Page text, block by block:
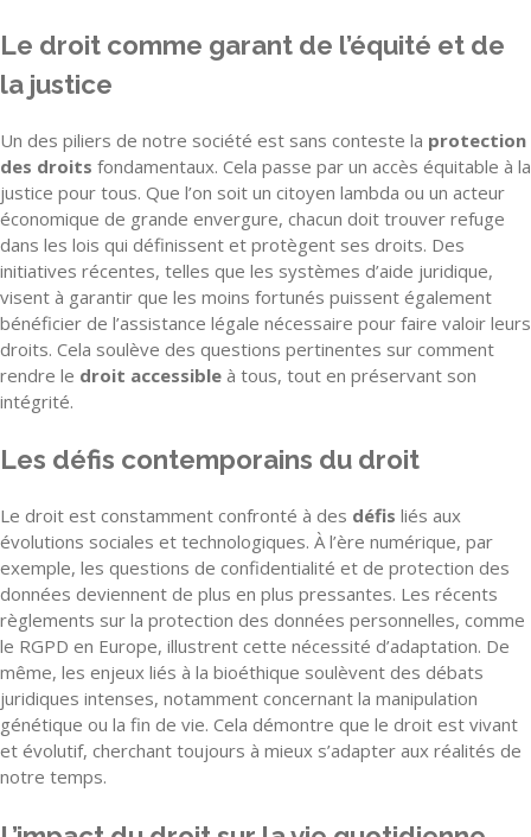
Le droit comme garant de l’équité et de
la justice
Un des piliers de notre société est sans conteste la protection
des droits fondamentaux. Cela passe par un accès équitable à la
justice pour tous. Que l’on soit un citoyen lambda ou un acteur
économique de grande envergure, chacun doit trouver refuge
dans les lois qui définissent et protègent ses droits. Des
initiatives récentes, telles que les systèmes d’aide juridique,
visent à garantir que les moins fortunés puissent également
bénéficier de l’assistance légale nécessaire pour faire valoir leurs
droits. Cela soulève des questions pertinentes sur comment
rendre le droit accessible à tous, tout en préservant son
intégrité.
Les défis contemporains du droit
Le droit est constamment confronté à des défis liés aux
évolutions sociales et technologiques. À l’ère numérique, par
exemple, les questions de confidentialité et de protection des
données deviennent de plus en plus pressantes. Les récents
règlements sur la protection des données personnelles, comme
le RGPD en Europe, illustrent cette nécessité d’adaptation. De
même, les enjeux liés à la bioéthique soulèvent des débats
juridiques intenses, notamment concernant la manipulation
génétique ou la fin de vie. Cela démontre que le droit est vivant
et évolutif, cherchant toujours à mieux s’adapter aux réalités de
notre temps.